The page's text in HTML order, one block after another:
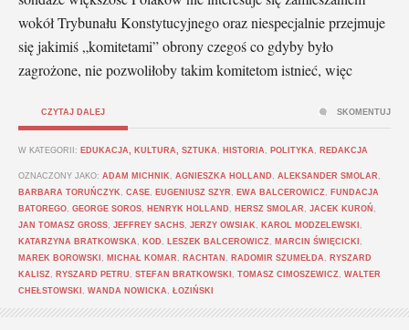
wokół Trybunału Konstytucyjnego oraz niespecjalnie przejmuje
się jakimiś „komitetami” obrony czegoś co gdyby było
zagrożone, nie pozwoliłoby takim komitetom istnieć, więc
CZYTAJ DALEJ
W KATEGORII: EDUKACJA, KULTURA, SZTUKA HISTORIA POLITYKA REDAKCJA
OZNACZONY JAKO: ADAM MICHNIK AGNIESZKA HOLLAND ALEKSANDER SMOLAR
BARBARA TORUŃCZYK
CASE EUGENIUSZ SZYR EWA BALCEROWICZ
FUNDACJA
BATOREGO GEORGE SOROS HENRYK HOLLAND HERSZ SMOLAR JACEK KUROŃ
JAN TOMASZ GROSS JEFFREY SACHS JERZY OWSIAK KAROL MODZELEWSKI
KATARZYNA BRATKOWSKA
KOD LESZEK BALCEROWICZ MARCIN ŚWIĘCICKI
MAREK BOROWSKI
MICHAŁ KOMAR RACHTAN RADOMIR SZUMEŁDA
RYSZARD
KALISZ
RYSZARD PETRU STEFAN BRATKOWSKI TOMASZ CIMOSZEWICZ
WALTER
CHEŁSTOWSKI
WANDA NOWICKA ŁOZIŃSKI
SKOMENTUJ